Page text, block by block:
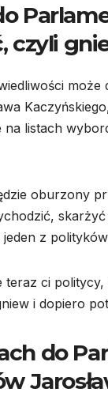
czyli
na listach
oburzony
skarżyć
jeden z
teraz ci
i dopiero
do